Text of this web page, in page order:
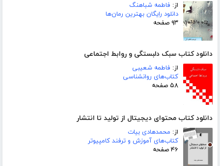
از: فاطمه شباهنگ
دانلود رایگان بهترین رمان‌ها
۹۳ صفحه
دانلود کتاب سبک دلبستگی و روابط اجتماعی
از: فاطمه شعیبی
کتاب‌های روانشناسی
۵۸ صفحه
دانلود کتاب محتوای دیجیتال از تولید تا انتشار
از: محمدهادی بیات
کتاب‌های آموزش و ترفند کامپیوتر
۴۶ صفحه